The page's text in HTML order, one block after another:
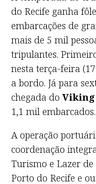
do Recife ganha
embarcações de
mais de 5 mil
tripulantes.
nesta terça-feira
a bordo. Já para
chegada do
1,1 mil embarcados.
A operação
coordenação
Turismo e Lazer de
Porto do Recife e